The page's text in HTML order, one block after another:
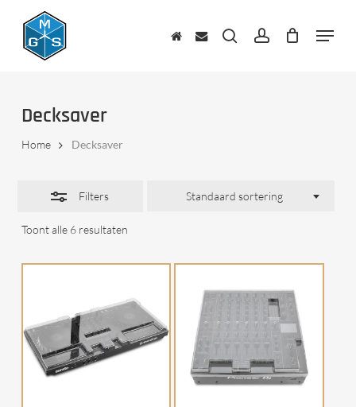
content
zoekenaccount Menu
Decksaver
Home Decksaver
Filters
Toont alle 6 resultaten
Standaard sortering
Close
Filters